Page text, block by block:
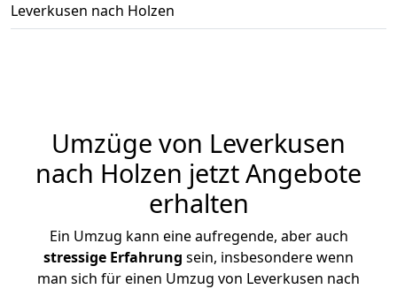
Leverkusen nach Holzen
Umzüge von Leverkusen
nach Holzen jetzt Angebote
erhalten
Ein Umzug kann eine aufregende, aber auch
stressige Erfahrung sein, insbesondere wenn
man sich für einen Umzug von Leverkusen nach